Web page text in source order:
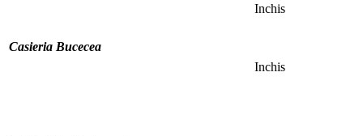
Inchis
Casieria Bucecea
Inchis